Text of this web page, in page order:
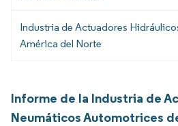
Industria de Actuadores
América del Norte
Informe de la Industria de
Neumáticos Automotrices